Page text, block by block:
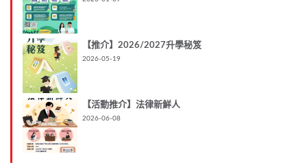
【推介】2026/2027升學秘笈
2026-05-19
【活動推介】法律新鮮人
2026-06-08